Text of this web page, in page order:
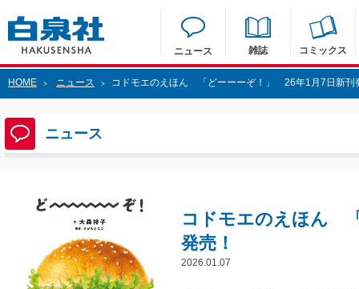
ニュース 雑誌 コミックス
HOME > ニュース > コドモエのえほん 「どーーーぞ！」 26年1月7日新刊
ニュース
コドモエのえほん
発売！
2026.01.07